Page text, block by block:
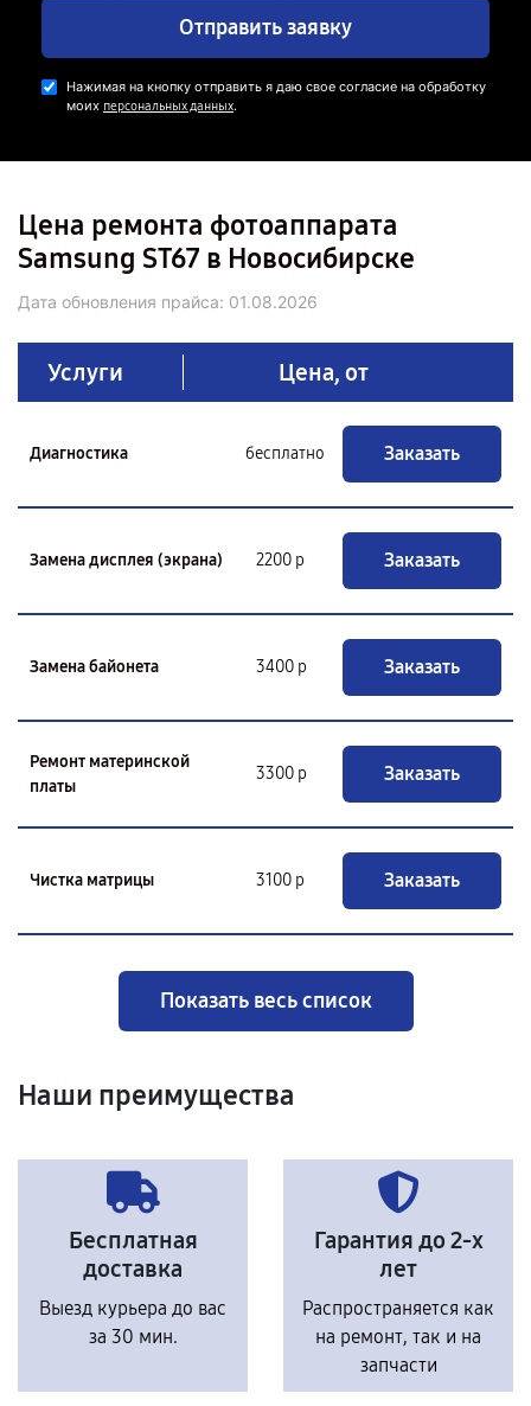
Отправить заявку
Нажимая на кнопку отправить я даю свое согласие на обработку
моих персональных данных.
Цена ремонта фотоаппарата
Samsung ST67 в Новосибирске
Дата обновления прайса: 01.08.2026
Услуги Цена, от
Диагностика бесплатно Заказать
Замена дисплея (экрана) 2200 р Заказать
Замена байонета 3400 р Заказать
Ремонт материнской
платы
3300 р Заказать
Чистка матрицы 3100 р Заказать
Показать весь список
Наши преимущества
Бесплатная
доставка
Выезд курьера до вас
за 30 мин.
Гарантия до 2-х
лет
Распространяется как
на ремонт, так и на
запчасти